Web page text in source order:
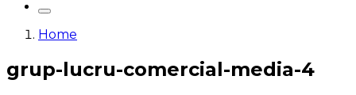
Home
grup-lucru-comercial-media-4